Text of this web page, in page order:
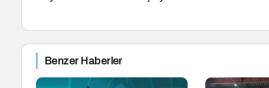
Benzer Haberler